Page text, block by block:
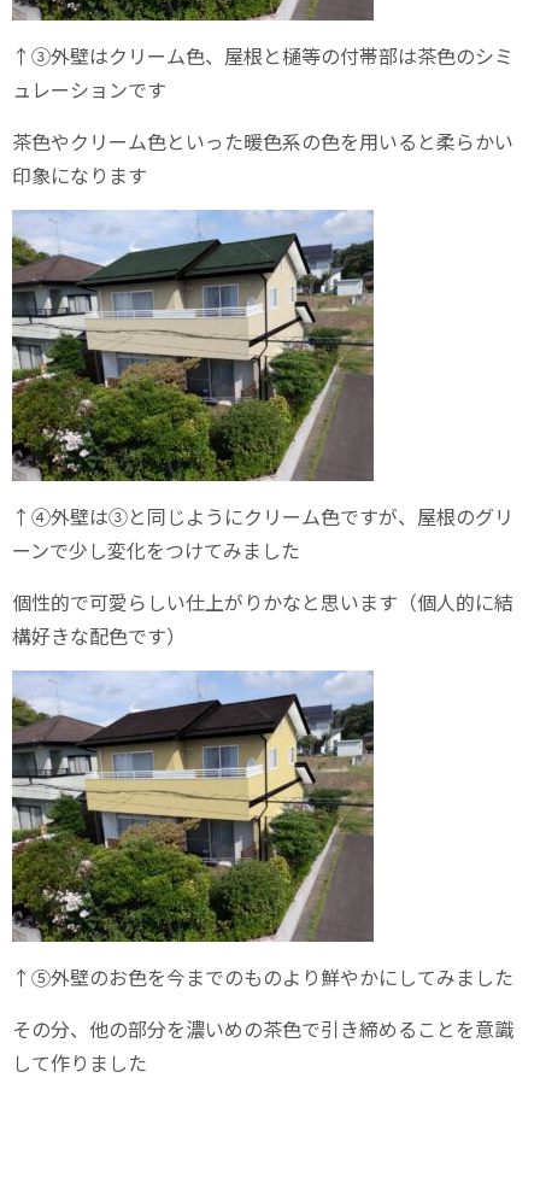
↑③外壁はクリーム色、屋根と樋等の付帯部は茶色のシミ
ュレーションです
茶色やクリーム色といった暖色系の色を用いると柔らかい
印象になります
↑④外壁は③と同じようにクリーム色ですが、屋根のグリ
ーンで少し変化をつけてみました
個性的で可愛らしい仕上がりかなと思います（個人的に結
構好きな配色です）
↑⑤外壁のお色を今までのものより鮮やかにしてみました
その分、他の部分を濃いめの茶色で引き締めることを意識
して作りました